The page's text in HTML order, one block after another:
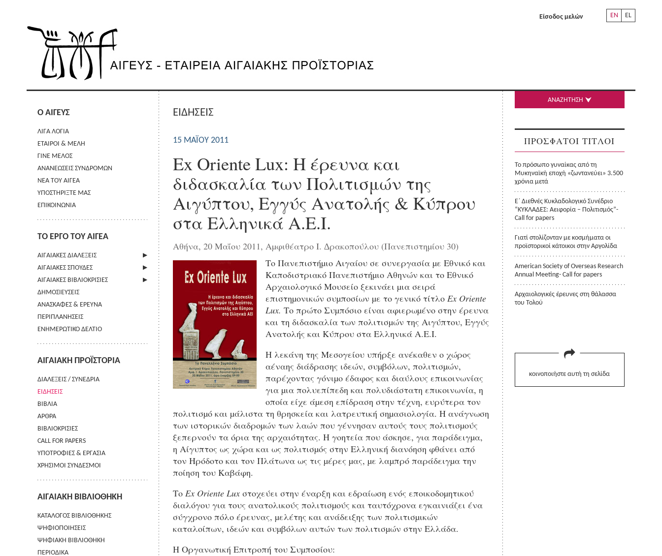
EN EL
Είσοδος μελών
Ο ΑΙΓΕΥΣ
ΛΙΓΑ ΛΟΓΙΑ
ΕΤΑΙΡΟΙ & ΜΕΛΗ
ΓΙΝΕ ΜΕΛΟΣ
ΑΝΑΝΕΩΣΕΙΣ ΣΥΝΔΡΟΜΩΝ
ΝΕΑ ΤΟΥ ΑΙΓΕΑ
ΥΠΟΣΤΗΡΙΞΤΕ ΜΑΣ
ΕΠΙΚΟΙΝΩΝΙΑ
ΤΟ ΕΡΓΟ ΤΟΥ ΑΙΓΕΑ
ΑΙΓΑΙΑΚΕΣ ΔΙΑΛΕΞΕΙΣ
ΠΛΗΡΟΦΟΡΙΕΣ
ΑΙΓΑΙΑΚΕΣ ΣΠΟΥΔΕΣ
ΠΛΗΡΟΦΟΡΙΕΣ
ΟΔΗΓΙΕΣ ΠΡΟΣ ΣΥΓΓΡΑΦΕΙΣ
ΟΡΟΙ ΧΡΗΣΗΣ
ΕΠΙΚΟΙΝΩΝΙΑ
ΑΙΓΑΙΑΚΕΣ ΒΙΒΛΙΟΚΡΙΣΙΕΣ
ΠΛΗΡΟΦΟΡΙΕΣ
ΔΗΜΟΣΙΕΥΣΕΙΣ
ΑΝΑΣΚΑΦΕΣ & ΕΡΕΥΝΑ
ΠΕΡΙΠΛΑΝΗΣΕΙΣ
ΕΝΗΜΕΡΩΤΙΚΟ ΔΕΛΤΙΟ
ΑΙΓΑΙΑΚΗ ΠΡΟΪΣΤΟΡΙΑ
ΔΙΑΛΕΞΕΙΣ / ΣΥΝΕΔΡΙΑ
ΕΙΔΗΣΕΙΣ
ΒΙΒΛΙΑ
ΑΡΘΡΑ
ΒΙΒΛΙΟΚΡΙΣΙΕΣ
CALL FOR PAPERS
ΥΠΟΤΡΟΦΙΕΣ & ΕΡΓΑΣΙΑ
ΧΡΗΣΙΜΟΙ ΣΥΝΔΕΣΜΟΙ
ΑΙΓΑΙΑΚΗ ΒΙΒΛΙΟΘΗΚΗ
ΚΑΤΑΛΟΓΟΣ ΒΙΒΛΙΟΘΗΚΗΣ
ΨΗΦΙΟΠΟΙΗΣΕΙΣ
ΨΗΦΙΑΚΗ ΒΙΒΛΙΟΘΗΚΗ
ΠΕΡΙΟΔΙΚΑ
ΕΙΔΗΣΕΙΣ
15 ΜΑΪ́ΟΥ 2011
Ex Oriente Lux: Η έρευνα και
διδασκαλία των Πολιτισμών της
Αιγύπτου, Εγγύς Ανατολής & Κύπρου
στα Ελληνικά Α.Ε.Ι.
Αθήνα, 20 Μαΐου 2011, Αµφιθέατρο Ι. ∆ρακοπούλου (Πανεπιστηµίου 30)
Το Πανεπιστήµιο Αιγαίου σε συνεργασία µε Εθνικό και
Καποδιστριακό Πανεπιστήµιο Αθηνών και το Εθνικό
Αρχαιολογικό Μουσείο ξεκινάει µια σειρά
επιστηµονικών συµποσίων µε το γενικό τίτλο Ex Oriente
Lux. Το πρώτο Συµπόσιο είναι αφιερωµένο στην έρευνα
και τη διδασκαλία των πολιτισµών της Αιγύπτου, Εγγύς
Ανατολής και Κύπρου στα Ελληνικά Α.Ε.Ι.
Η λεκάνη της Μεσογείου υπήρξε ανέκαθεν ο χώρος
αέναης διάδρασης ιδεών, συµβόλων, πολιτισµών,
παρέχοντας γόνιµο έδαφος και διαύλους επικοινωνίας
για µια πολυεπίπεδη και πολυδιάστατη επικοινωνία, η
οποία είχε άµεση επίδραση στην τέχνη, ευρύτερα τον
πολιτισµό και µάλιστα τη θρησκεία και λατρευτική σηµασιολογία. Η ανάγνωση
των ιστορικών διαδροµών των λαών που γέννησαν αυτούς τους πολιτισµούς
ξεπερνούν τα όρια της αρχαιότητας. Η γοητεία που άσκησε, για παράδειγµα,
η Αίγυπτος ως χώρα και ως πολιτισµός στην Ελληνική διανόηση φθάνει από
τον Ηρόδοτο και τον Πλάτωνα ως τις µέρες µας, µε λαµπρό παράδειγµα την
ποίηση του Καβάφη.
Το Ex Oriente Lux στοχεύει στην έναρξη και εδραίωση ενός εποικοδοµητικού
διαλόγου για τους ανατολικούς πολιτισµούς και ταυτόχρονα εγκαινιάζει ένα
σύγχρονο πόλο έρευνας, µελέτης και ανάδειξης των πολιτισµικών
καταλοίπων, ιδεών και συµβόλων αυτών των πολιτισµών στην Ελλάδα.
Η Οργανωτική Επιτροπή του Συµποσίου:
ΑΝΑΖΗΤΗΣΗ
ΠΡΟΣΦΑΤΟΙ ΤΙΤΛΟΙ
Το πρόσωπο γυναίκας από τη
Μυκηναϊκή εποχή «ζωντανεύει» 3.500
χρόνια μετά
Ε΄ Διεθνές Κυκλαδολογικό Συνέδριο
“ΚΥΚΛΑΔΕΣ: Αειφορία – Πολιτισμός”-
Call for papers
Γιατί στολίζονταν με κοσμήματα οι
προϊστορικοί κάτοικοι στην Αργολίδα
American Society of Overseas Research
Annual Meeting- Call for papers
Αρχαιολογικές έρευνες στη θάλασσα
του Τολού
κοινοποιήστε αυτή τη σελίδα